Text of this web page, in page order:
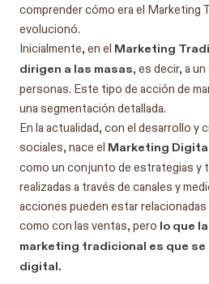
comprender cómo era el Marketing
evolucionó.
Inicialmente, en el Marketing
dirigen a las masas, es decir, a
personas. Este tipo de acción de
una segmentación detallada.
En la actualidad, con el desarrollo y
sociales, nace el Marketing
como un conjunto de estrategias y
realizadas a través de canales y
acciones pueden estar
como con las ventas, pero lo que
marketing tradicional es que
digital.